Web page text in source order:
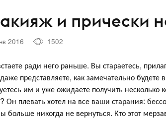
и прически
2016 1502
ради него раньше. Вы стараетесь,
представляете, как замечательно
им и уже ожидаете получить
Он плевать хотел на все ваши старания:
больше никогда не вернуться. Кто этот